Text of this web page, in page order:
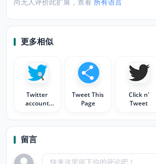
更多相似
Twitter
account
Tweet This
Page
Click n'
Tweet
留言